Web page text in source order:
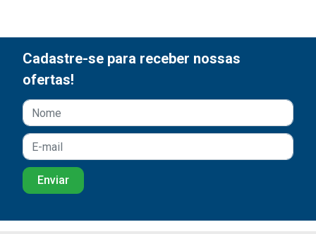
Cadastre-se para receber nossas
ofertas!